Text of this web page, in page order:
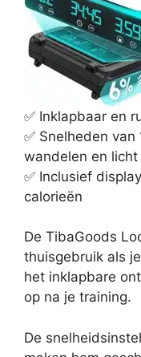
✅ Inklapbaar en
✅ Snelheden
wandelen en licht
✅ Inclusief
calorieën
De TibaGoods
thuisgebruik als
het inklapbare
op na je training.
De